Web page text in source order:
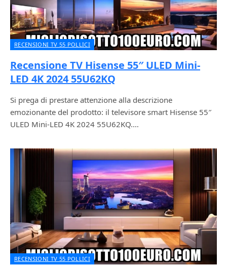
RECENSIONI TV 55 POLLICI
Recensione TV Hisense 55″ ULED Mini-
LED 4K 2024 55U62KQ
Si prega di prestare attenzione alla descrizione
emozionante del prodotto: il televisore smart Hisense 55″
ULED Mini-LED 4K 2024 55U62KQ.…
RECENSIONI TV 55 POLLICI